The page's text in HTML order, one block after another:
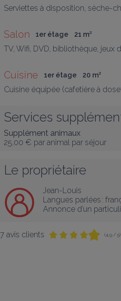
Serviettes à disposition, sèche-
Salon 1er étage 21 m²
TV, Wifi, DVD, bibliothèque, jeux
Cuisine 1er étage 20 m²
Cuisine équipée (cafetière à
Services
Supplément animaux
25,00 € par animal par séjour
Le propriétaire
Jean-Louis
Langues parlées :
Annonce d’un
7 avis clients (4,9 / 5)